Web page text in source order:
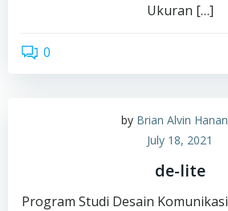
Ukuran […]
0
by Brian Alvin
July 18, 2021
de-lite
Program Studi Desain